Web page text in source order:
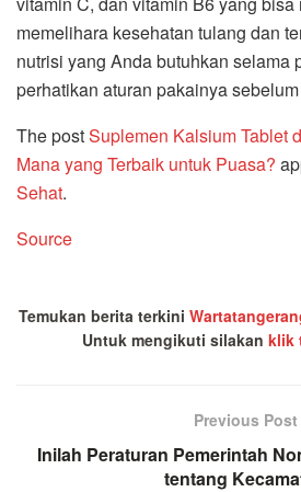
memelihara kesehatan tulang dan
nutrisi yang Anda butuhkan selama
perhatikan aturan pakainya
The postSuplemen Kalsium Tablet
Mana yang Terbaik untuk Puasa?
Sehat.
Source
Temukan berita terkini
Untuk mengikuti silakan klik
Previous Post
Inilah Peraturan Pemerintah
tentang